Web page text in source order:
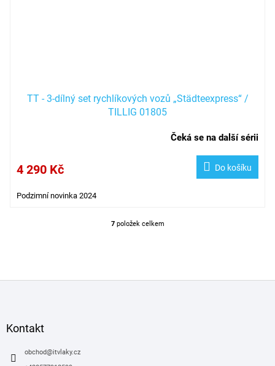
TT - 3-dílný set rychlíkových vozů „Städteexpress“ /
TILLIG 01805
Čeká se na další sérii
4 290 Kč Do košíku
Podzimní novinka 2024
O
7položek celkem
Kontakt
obchod@itvlaky.cz